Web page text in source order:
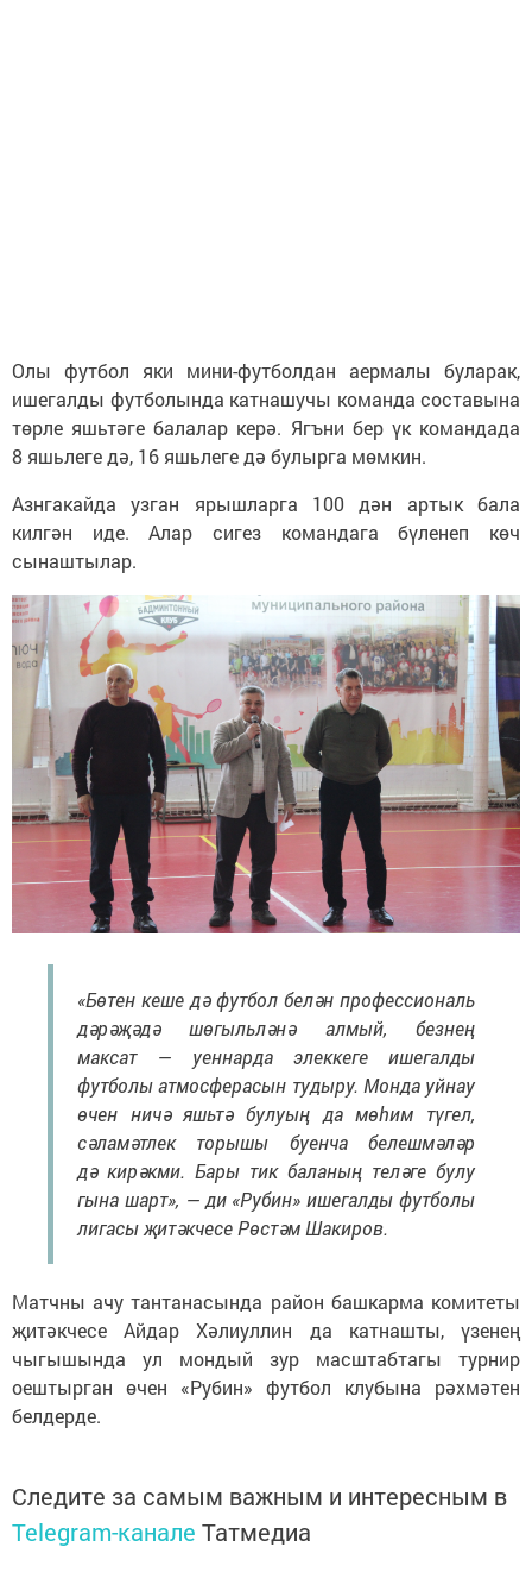
Олы футбол яки мини-футболдан аермалы буларак,
ишегалды футболында катнашучы команда составына
төрле яшьтәге балалар керә. Ягъни бер үк командада
8 яшьлеге дә, 16 яшьлеге дә булырга мөмкин.
Азнгакайда узган ярышларга 100 дән артык бала
килгән иде. Алар сигез командага бүленеп көч
сынаштылар.
«Бөтен кеше дә футбол белән профессиональ
дәрәҗәдә шөгыльләнә алмый, безнең
максат — уеннарда элеккеге ишегалды
футболы атмосферасын тудыру. Монда уйнау
өчен ничә яшьтә булуың да мөһим түгел,
сәламәтлек торышы буенча белешмәләр
дә кирәкми. Бары тик баланың теләге булу
гына шарт», — ди «Рубин» ишегалды футболы
лигасы җитәкчесе Рөстәм Шакиров.
Матчны ачу тантанасында район башкарма комитеты
җитәкчесе Айдар Хәлиуллин да катнашты, үзенең
чыгышында ул мондый зур масштабтагы турнир
оештырган өчен «Рубин» футбол клубына рәхмәтен
белдерде.
Следите за самым важным и интересным в
Telegram-канале Татмедиа